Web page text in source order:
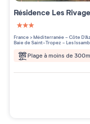
Résidence Les
3 étoiles sur 5
France>Méditerranée - Côte
Baie de Saint-Tropez - Les
Plage à moins de 300m